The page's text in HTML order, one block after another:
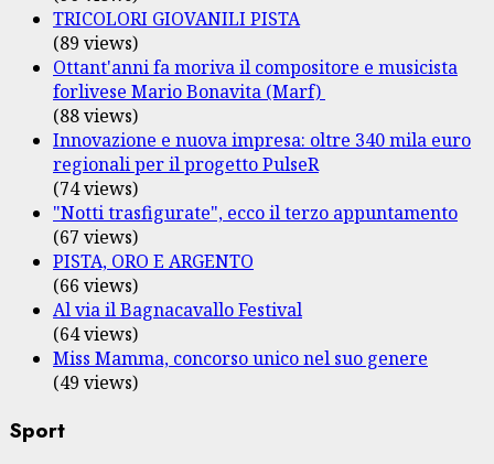
TRICOLORI GIOVANILI PISTA
(89 views)
Ottant'anni fa moriva il compositore e musicista
forlivese Mario Bonavita (Marf)
(88 views)
Innovazione e nuova impresa: oltre 340 mila euro
regionali per il progetto PulseR
(74 views)
"Notti trasfigurate", ecco il terzo appuntamento
(67 views)
PISTA, ORO E ARGENTO
(66 views)
Al via il Bagnacavallo Festival
(64 views)
Miss Mamma, concorso unico nel suo genere
(49 views)
Sport